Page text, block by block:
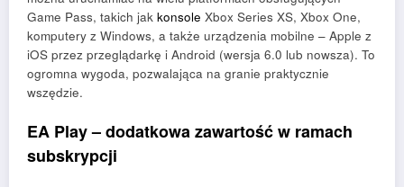
Game Pass, takich jak konsole Xbox Series XS, Xbox One,
komputery z Windows, a także urządzenia mobilne – Apple z
iOS przez przeglądarkę i Android (wersja 6.0 lub nowsza). To
ogromna wygoda, pozwalająca na granie praktycznie
wszędzie.
EA Play – dodatkowa zawartość w ramach
subskrypcji